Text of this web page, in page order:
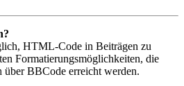
HTML-Code in Beiträgen zu
Formatierungsmöglichkeiten, die
BBCode erreicht werden.